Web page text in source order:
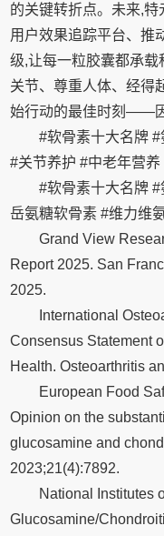
的关键转折点。未来,
用户效果追踪平台、推
级,让每一粒胶囊都承
关节、尊重人体、经得
始行动的最佳时刻——
#软骨素十大名牌
#关节养护 #中老年营养
#软骨素十大名牌
岳氨糖软骨素 #维力维
Grand View
Report 2025. San
2025.
International
Consensus Statement
Health. Osteoarthritis
European Food
Opinion on the
glucosamine and
2023;21(4):7892.
National Institutes
Glucosamine/